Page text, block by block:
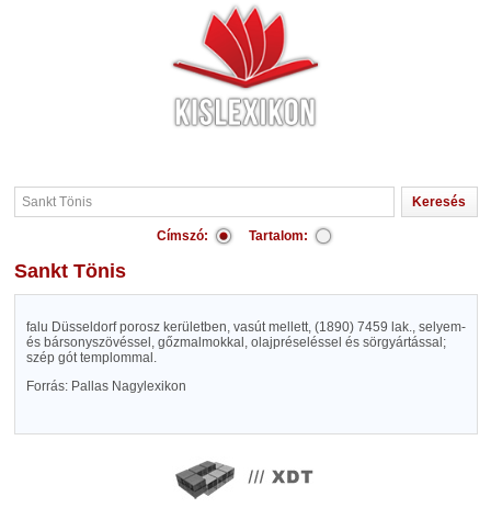
Címszó: Tartalom:
Sankt Tönis
falu Düsseldorf porosz kerületben, vasút mellett, (1890) 7459 lak., selyem-
és bársonyszövéssel, gőzmalmokkal, olajpréseléssel és sörgyártással;
szép gót templommal.
Forrás: Pallas Nagylexikon